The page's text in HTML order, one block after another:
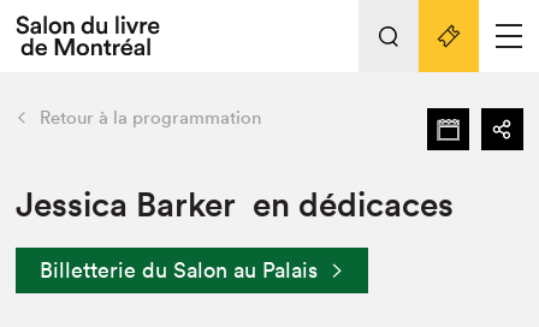
L'événement
Préparer sa visite au Salon
Actualités
retour Nos activités
Préparer sa visite
Liens pratiques
Retour à la programmation
Jessica Barker en dédicaces
Billetterie du Salon au Palais